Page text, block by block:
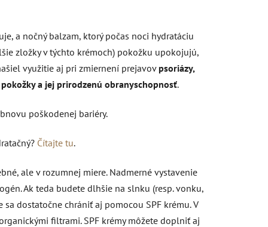
a nočný balzam, ktorý počas noci hydratáciu
zložky v týchto krémoch) pokožku upokojujú,
využitie aj pri zmiernení prejavov psoriázy,
a jej prirodzenú obranyschopnosť.
poškodenej bariéry.
Čítajte tu.
ale v rozumnej miere. Nadmerné vystavenie
Ak teda budete dlhšie na slnku (resp. vonku,
dostatočne chrániť aj pomocou SPF krému. V
filtrami. SPF krémy môžete doplniť aj